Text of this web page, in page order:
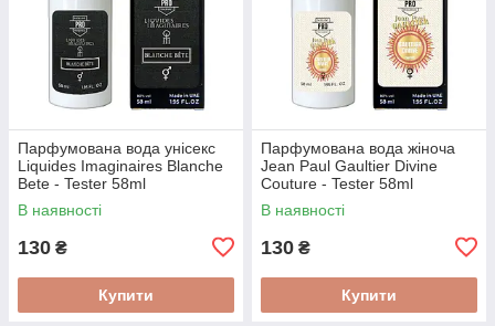
Парфумована вода унісекс
Liquides Imaginaires Blanche
Bete - Tester 58ml
В наявності
130 ₴
Купити
Парфумована вода жіноча
Jean Paul Gaultier Divine
Couture - Tester 58ml
В наявності
130 ₴
Купити